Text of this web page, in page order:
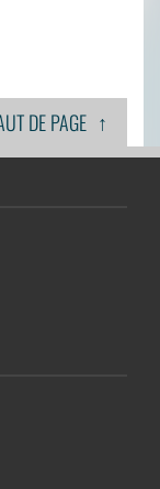
DE PAGE ↑